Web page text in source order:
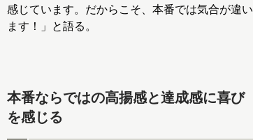
感じています。だからこそ、本番では気合が違い
ます！」と語る。
本番ならではの高揚感と達成感に喜び
を感じる